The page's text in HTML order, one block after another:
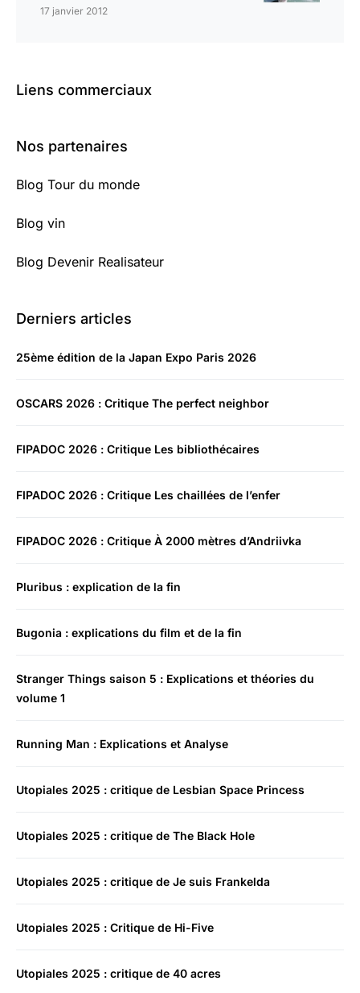
17 janvier 2012
Liens commerciaux
Nos partenaires
Blog Tour du monde
Blog vin
Blog Devenir Realisateur
Derniers articles
25ème édition de la Japan Expo Paris 2026
OSCARS 2026 : Critique The perfect neighbor
FIPADOC 2026 : Critique Les bibliothécaires
FIPADOC 2026 : Critique Les chaillées de l’enfer
FIPADOC 2026 : Critique À 2000 mètres d’Andriivka
Pluribus : explication de la fin
Bugonia : explications du film et de la fin
Stranger Things saison 5 : Explications et théories du
volume 1
Running Man : Explications et Analyse
Utopiales 2025 : critique de Lesbian Space Princess
Utopiales 2025 : critique de The Black Hole
Utopiales 2025 : critique de Je suis Frankelda
Utopiales 2025 : Critique de Hi-Five
Utopiales 2025 : critique de 40 acres